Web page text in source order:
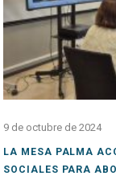
9 de octubre de 2024
LA MESA PALMA
SOCIALES PARA